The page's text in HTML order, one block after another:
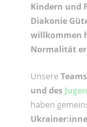
Kindern und
Diakonie
willkommen
Normalität
Unsere
und des
haben